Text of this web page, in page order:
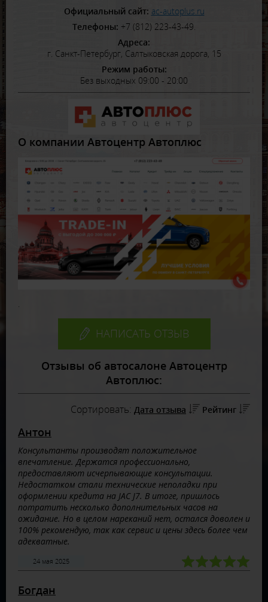
Официальный сайт: ac-autoplus.ru
Телефоны: +7 (812) 223-43-49.
Адреса:
г. Санкт-Петербург, Салтыковская дорога, 15
Режим работы:
Без выходных 09:00 - 20:00
О компании Автоцентр Автоплюс
НАПИСАТЬ ОТЗЫВ
Отзывы об автосалоне Автоцентр
Автоплюс:
Сортировать: Дата отзыва Рейтинг
Антон
Консультанты производят положительное
впечатление. Держатся профессионально,
предоставляют исчерпывающие консультации.
Недостатком стали технические неполадки при
оформлении кредита на JAC J7. В итоге, пришлось
потратить несколько дополнительных часов на
ожидание. Но в целом нареканий нет, остался доволен и
100% рекомендую, так как сервис и цены здесь более чем
адекватные.
24 мая 2025
Богдан